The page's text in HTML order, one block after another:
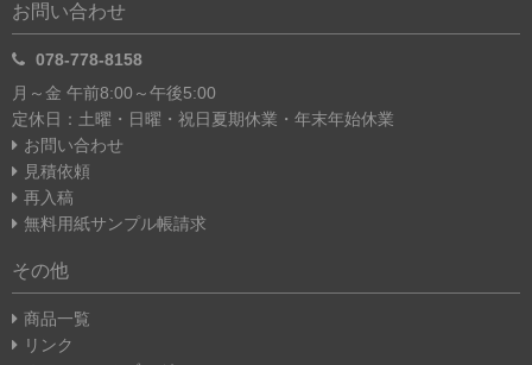
お問い合わせ
078-778-8158
月～金 午前8:00～午後5:00
定休日：土曜・日曜・祝日 夏期休業・年末年始休業
お問い合わせ
見積依頼
再入稿
無料用紙サンプル帳請求
その他
商品一覧
リンク